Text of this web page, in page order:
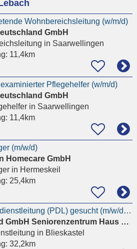
Wohnbereichsleitung (w/m/d)
GmbH
in Saarwellingen
11,4km
Pflegehelfer (w/m/d)
GmbH
in Saarwellingen
11,4km
(m/w/d)
Homecare GmbH
in Hermeskeil
25,4km
❤️ Pflegedienstleitung (PDL) gesucht (m/w/d) Durchsetzungsstark führen mit Herz und
Blies Med GmbH Seniorenzentrum Haus am Berg
in Blieskastel
32,2km